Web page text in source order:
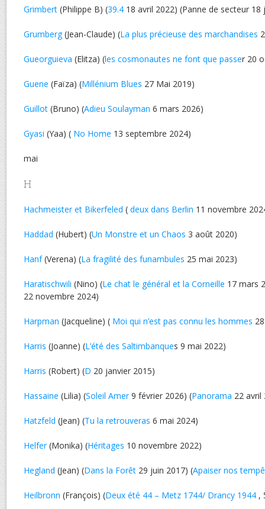
Grimbert (Philippe B) (39.4 18 avril 2022) (Panne de secteur 18
Grumberg(Jean-Claude) (La plus précieuse des marchandises
Gueorguieva (Elitza) (les cosmonautes ne font que passer 20
Guene (Faïza) (Millénium Blues 27 Mai 2019)
Guillot (Bruno) (Adieu Soulayman 6 mars 2026)
Gyasi (Yaa) ( No Home 13 septembre 2024)
mai
H
Hachmeister et Bikerfeled ( deux dans Berlin 11 novembre
Haddad (Hubert) (Un Monstre et un Chaos 3 août 2020)
Hanf(Verena) (La fragilité des funambules 25 mai 2023)
Haratischwili (Nino) (Le chat le général et la Corneille 17 mars
22 novembre 2024)
Harpman (Jacqueline) ( Moi qui n’est pas connu les hommes
Harris (Joanne) (L’été des Saltimbanques 9 mai 2022)
Harris (Robert) (D 20 janvier 2015)
Hassaine (Lilia) (Soleil Amer9 février 2026) (Panorama 22 avril
Hatzfeld (Jean) (Tu la retrouveras 6 mai 2024)
Helfer(Monika) (Héritages 10 novembre 2022)
Hegland (Jean) (Dans la Forêt 29 juin 2017) (Apaiser nos
Heilbronn (François) (Deux été 44 – Metz 1744/ Drancy 1944 ,